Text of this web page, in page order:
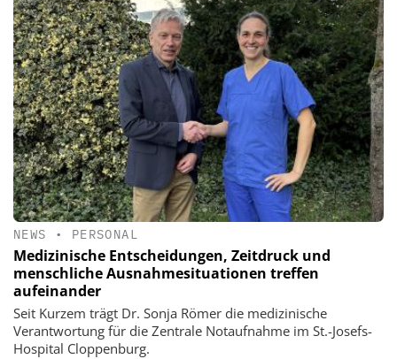
NEWS • PERSONAL
Medizinische Entscheidungen, Zeitdruck und
menschliche Ausnahmesituationen treffen
aufeinander
Seit Kurzem trägt Dr. Sonja Römer die medizinische
Verantwortung für die Zentrale Notaufnahme im St.-Josefs-
Hospital Cloppenburg.